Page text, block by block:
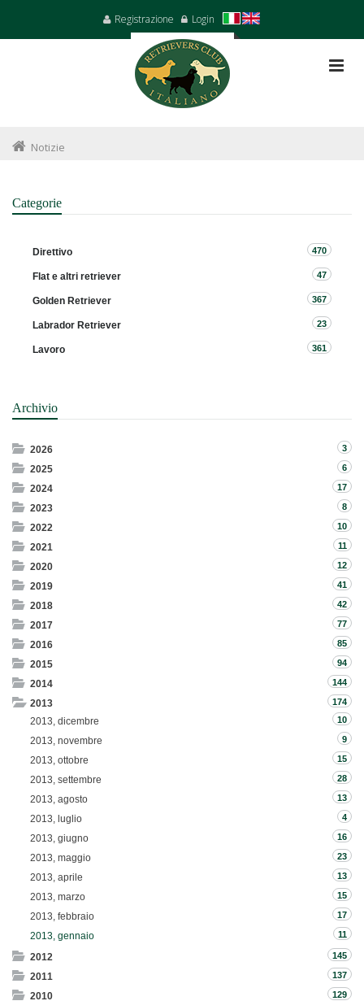
Registrazione Login
Notizie
Categorie
Direttivo 470
Flat e altri retriever 47
Golden Retriever 367
Labrador Retriever 23
Lavoro 361
Archivio
2026 3
2025 6
2024 17
2023 8
2022 10
2021 11
2020 12
2019 41
2018 42
2017 77
2016 85
2015 94
2014 144
2013 174
2013, dicembre 10
2013, novembre 9
2013, ottobre 15
2013, settembre 28
2013, agosto 13
2013, luglio 4
2013, giugno 16
2013, maggio 23
2013, aprile 13
2013, marzo 15
2013, febbraio 17
2013, gennaio 11
2012 145
2011 137
2010 129